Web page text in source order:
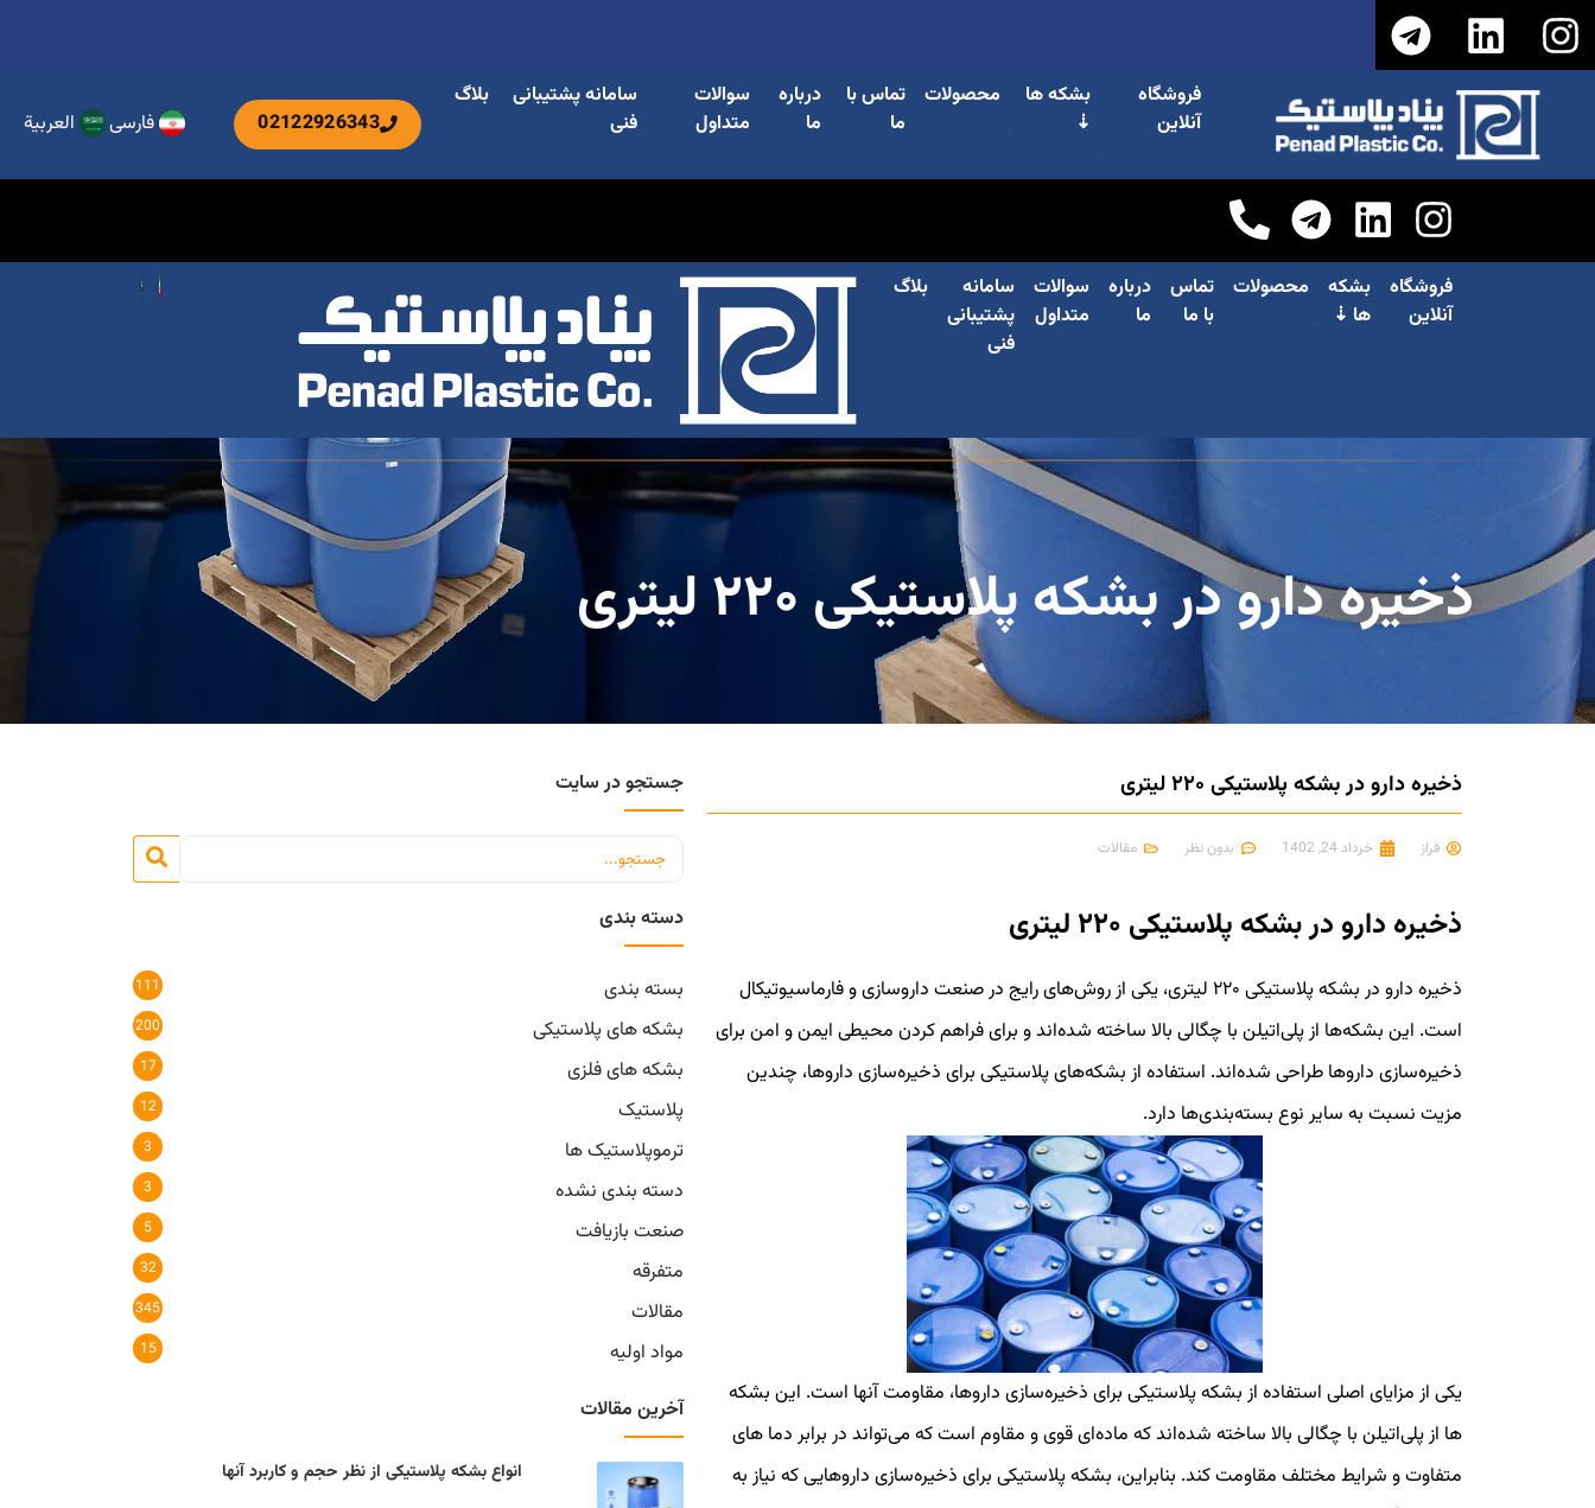
فروشگاه
آنلاین
بشکه ها
⇣
محصولات
تماس با
ما
درباره
ما
سوالات
متداول
سامانه پشتیبانی
فنی
بلاگ
02122926343
فارسی العربية
فروشگاه
آنلاین
بشکه
ها ⇣
محصولات
تماس
با ما
درباره
ما
سوالات
متداول
سامانه
پشتیبانی
فنی
بلاگ
ذخیره دارو در بشکه پلاستیکی ۲۲۰ لیتری
ذخیره دارو در بشکه پلاستیکی ۲۲۰ لیتری
فراز خرداد 24, 1402 بدون نظر مقالات
ذخیره دارو در بشکه پلاستیکی ۲۲۰ لیتری
ذخیره دارو در بشکه پلاستیکی ۲۲۰ لیتری، یکی از روش‌های رایج در صنعت داروسازی و فارماسیوتیکال
است. این بشکه‌ها از پلی‌اتیلن با چگالی بالا ساخته شده‌اند و برای فراهم کردن محیطی ایمن و امن برای
ذخیره‌سازی داروها طراحی شده‌اند. استفاده از بشکه‌های پلاستیکی برای ذخیره‌سازی داروها، چندین
مزیت نسبت به سایر نوع بسته‌بندی‌ها دارد.
یکی از مزایای اصلی استفاده از بشکه پلاستیکی برای ذخیره‌سازی داروها، مقاومت آنها است. این بشکه
ها از پلی‌اتیلن با چگالی بالا ساخته شده‌اند که ماده‌ای قوی و مقاوم است که می‌تواند در برابر دما های
متفاوت و شرایط مختلف مقاومت کند. بنابراین، بشکه پلاستیکی برای ذخیره‌سازی داروهایی که نیاز به
جستجو در سایت
دسته بندی
بسته بندی 111
بشکه های پلاستیکی 200
بشکه های فلزی 17
پلاستیک 12
ترموپلاستیک ها 3
دسته بندی نشده 3
صنعت بازیافت 5
متفرقه 32
مقالات 345
مواد اولیه 15
آخرین مقالات
انواع بشکه پلاستیکی از نظر حجم و کاربرد آنها